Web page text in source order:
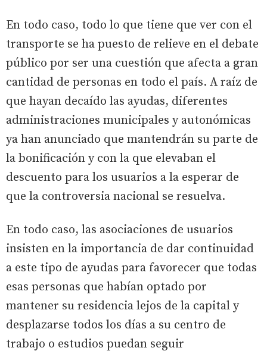
En todo caso, todo lo que tiene que ver con el
transporte se ha puesto de relieve en el debate
público por ser una cuestión que afecta a gran
cantidad de personas en todo el país. A raíz de
que hayan decaído las ayudas, diferentes
administraciones municipales y autonómicas
ya han anunciado que mantendrán su parte de
la bonificación y con la que elevaban el
descuento para los usuarios a la esperar de
que la controversia nacional se resuelva.
En todo caso, las asociaciones de usuarios
insisten en la importancia de dar continuidad
a este tipo de ayudas para favorecer que todas
esas personas que habían optado por
mantener su residencia lejos de la capital y
desplazarse todos los días a su centro de
trabajo o estudios puedan seguir